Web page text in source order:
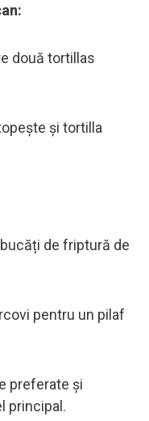
două tortillas
și tortilla
de friptură de
pentru un pilaf
preferate și
principal.